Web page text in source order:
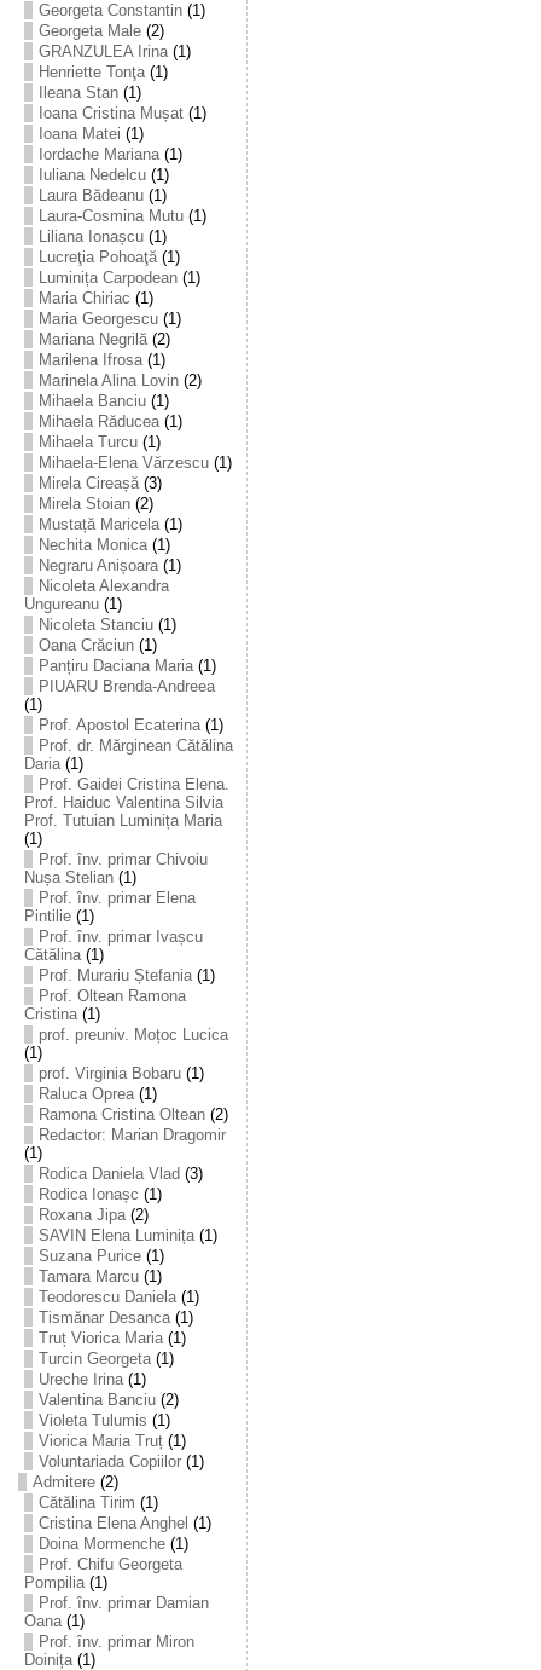
Georgeta Constantin(1)
Georgeta Male(2)
GRANZULEA Irina(1)
Henriette Tonţa(1)
Ileana Stan(1)
Ioana Cristina Mușat(1)
Ioana Matei (1)
Iordache Mariana(1)
Iuliana Nedelcu(1)
Laura Bădeanu(1)
Laura-Cosmina Mutu(1)
Liliana Ionașcu(1)
Lucreţia Pohoaţă(1)
Luminița Carpodean(1)
Maria Chiriac (1)
Maria Georgescu(1)
Mariana Negrilă(2)
Marilena Ifrosa(1)
Marinela Alina Lovin(2)
Mihaela Banciu(1)
Mihaela Răducea(1)
Mihaela Turcu(1)
Mihaela-Elena Vărzescu(1)
Mirela Cireașă(3)
Mirela Stoian(2)
Mustață Maricela(1)
Nechita Monica(1)
Negraru Anișoara(1)
Nicoleta Alexandra
Ungureanu(1)
Nicoleta Stanciu(1)
Oana Crăciun(1)
Panțiru Daciana Maria(1)
PIUARU Brenda-Andreea
(1)
Prof. Apostol Ecaterina(1)
Prof. dr. Mărginean Cătălina
Daria(1)
Prof. Gaidei Cristina Elena.
Prof. Haiduc Valentina Silvia
Prof. Tutuian Luminița Maria
(1)
Prof. înv. primar Chivoiu
Nușa Stelian(1)
Prof. înv. primar Elena
Pintilie(1)
Prof. înv. primar Ivașcu
Cătălina(1)
Prof. Murariu Ștefania(1)
Prof. Oltean Ramona
Cristina(1)
prof. preuniv. Moțoc Lucica
(1)
prof. Virginia Bobaru(1)
Raluca Oprea(1)
Ramona Cristina Oltean(2)
Redactor: Marian Dragomir
(1)
Rodica Daniela Vlad (3)
Rodica Ionașc (1)
Roxana Jipa(2)
SAVIN Elena Luminița(1)
Suzana Purice(1)
Tamara Marcu(1)
Teodorescu Daniela(1)
Tismănar Desanca(1)
Truț Viorica Maria(1)
Turcin Georgeta(1)
Ureche Irina(1)
Valentina Banciu(2)
Violeta Tulumis (1)
Viorica Maria Truț(1)
Voluntariada Copiilor(1)
Admitere(2)
Cătălina Tirim (1)
Cristina Elena Anghel (1)
Doina Mormenche(1)
Prof. Chifu Georgeta
Pompilia(1)
Prof. înv. primar Damian
Oana(1)
Prof. înv. primar Miron
Doinița(1)